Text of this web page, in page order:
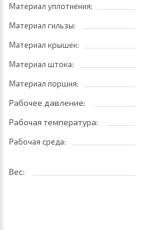
Материал уплотнения:
Материал гильзы:
Материал крышек:
Материал штока:
Материал поршня:
Рабочее давление:
Рабочая температура:
Рабочая среда:
Вес: